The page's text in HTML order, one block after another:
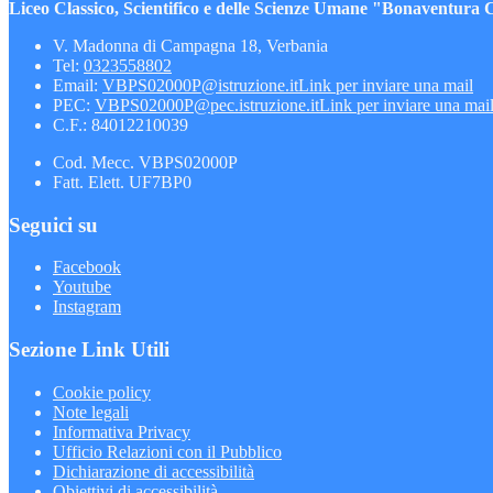
Liceo Classico, Scientifico e delle Scienze Umane "Bonaventura
V. Madonna di Campagna 18, Verbania
Tel: 0323558802
Email: VBPS02000P@istruzione.itLink per inviare una mail
PEC: VBPS02000P@pec.istruzione.itLink per inviare una mail
C.F.: 84012210039
Cod. Mecc. VBPS02000P
Fatt. Elett. UF7BP0
Seguici su
Facebook
Youtube
Instagram
Sezione Link Utili
Cookie policy
Note legali
Informativa Privacy
Ufficio Relazioni con il Pubblico
Dichiarazione di accessibilità